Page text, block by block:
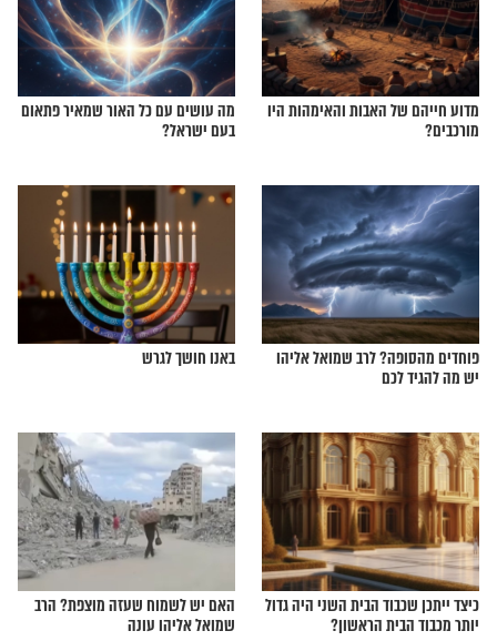
לקרות השנה מה הקשר בין נח לגאולה?
התפקיד של עם
זו הסיבה שאירן מתייבשת ובישראל יש